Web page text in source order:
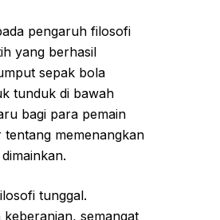
pengaruh filosofi
yang berhasil
sepak bola
tunduk di bawah
bagi para pemain
memenangkan
tunggal.
semangat